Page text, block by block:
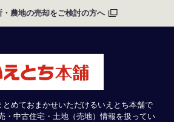
・農地の売却をご検討の方へ
めておまかせいただけるいえとち本舗で
・中古住宅・土地（売地）情報を扱ってい